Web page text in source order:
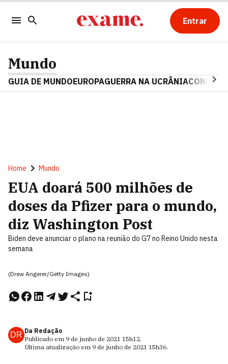
Entrar
Mundo
GUIA DE MUNDOEUROPAGUERRA NA UCRÂNIA
Home Mundo
EUA doará 500 milhões de
doses da Pfizer para o mundo,
diz Washington Post
Biden deve anunciar o plano na reunião do G7 no Reino Unido nesta
semana
(Drew Angerer/Getty Images)
DR Da Redação
Publicado em 9 de junho de 2021 15h12.
Última atualização em 9 de junho de 2021 15h36.